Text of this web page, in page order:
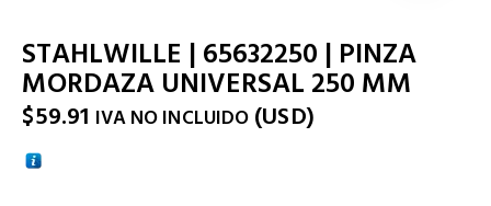
STAHLWILLE | 65632250 | PINZA
MORDAZA UNIVERSAL 250 MM
$59.91 IVA NO INCLUIDO (USD)